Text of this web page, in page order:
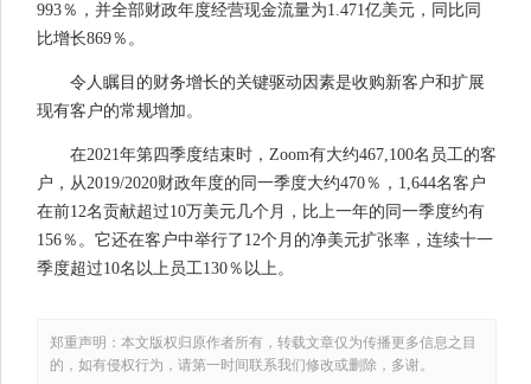
993％，并全部财政年度经营现金流量为1.471亿美元，同比同
比增长869％。
令人瞩目的财务增长的关键驱动因素是收购新客户和扩展
现有客户的常规增加。
在2021年第四季度结束时，Zoom有大约467,100名员工的客
户，从2019/2020财政年度的同一季度大约470％，1,644名客户
在前12名贡献超过10万美元几个月，比上一年的同一季度约有
156％。它还在客户中举行了12个月的净美元扩张率，连续十一
季度超过10名以上员工130％以上。
郑重声明：本文版权归原作者所有，转载文章仅为传播更多信息之目
的，如有侵权行为，请第一时间联系我们修改或删除，多谢。